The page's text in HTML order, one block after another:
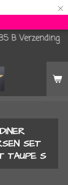
×
B Verzending
SET
TAUPE S